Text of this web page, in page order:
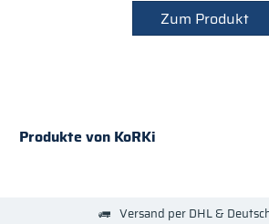
Zum Produkt
Produkte von KoRKi
Versand per DHL &